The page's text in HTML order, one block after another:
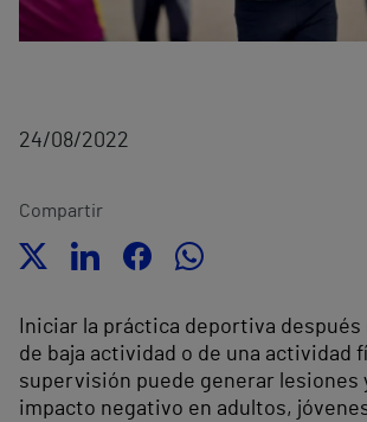
24/08/2022
Compartir
Iniciar la práctica deportiva después
de baja actividad o de una actividad
supervisión puede generar lesiones
impacto negativo en adultos,